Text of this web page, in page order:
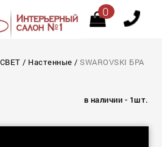
0
/ Настенные /SWAROVSKI БРА
в наличии - 1шт.